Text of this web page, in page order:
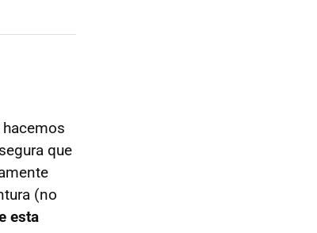
que
(no
esta